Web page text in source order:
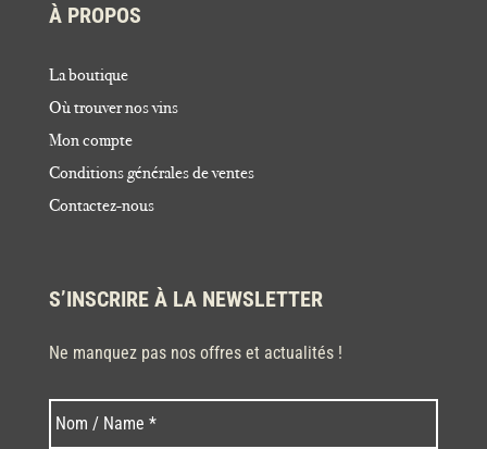
À PROPOS
La boutique
Où trouver nos vins
Mon compte
Conditions générales de ventes
Contactez-nous
S’INSCRIRE À LA NEWSLETTER
Ne manquez pas nos offres et actualités !
Nom * Nom